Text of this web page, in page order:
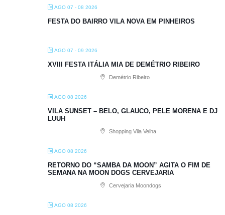
AGO 07 - 08 2026
FESTA DO BAIRRO VILA NOVA EM PINHEIROS
AGO 07 - 09 2026
XVIII FESTA ITÁLIA MIA DE DEMÉTRIO RIBEIRO
Demétrio Ribeiro
AGO 08 2026
VILA SUNSET – BELO, GLAUCO, PELE MORENA E DJ
LUUH
Shopping Vila Velha
AGO 08 2026
RETORNO DO “SAMBA DA MOON” AGITA O FIM DE
SEMANA NA MOON DOGS CERVEJARIA
Cervejaria Moondogs
AGO 08 2026